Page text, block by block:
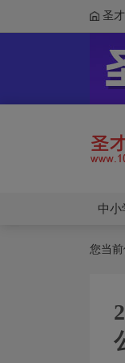
圣
中小
您当前